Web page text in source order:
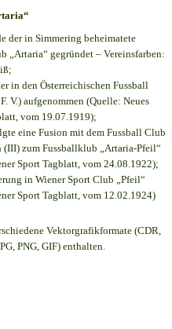
der in Simmering beheimatete
„Artaria“ gegründet – Vereinsfarben:
in den Österreichischen Fussball
V.) aufgenommen (Quelle: Neues
vom 19.07.1919);
eine Fusion mit dem Fussball Club
(III) zum Fussballklub „Artaria-Pfeil“
Sport Tagblatt, vom 24.08.1922);
in Wiener Sport Club „Pfeil“
Sport Tagblatt, vom 12.02.1924)
Vektorgrafikformate (CDR,
PNG, GIF) enthalten.